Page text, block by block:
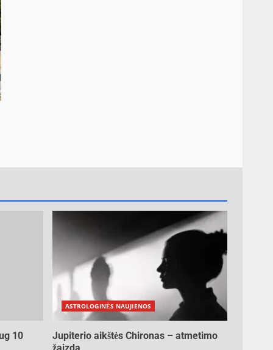
10
ASTROLOGINĖS NAUJIENOS
Jupiterio aikštės Chironas – atmetimo